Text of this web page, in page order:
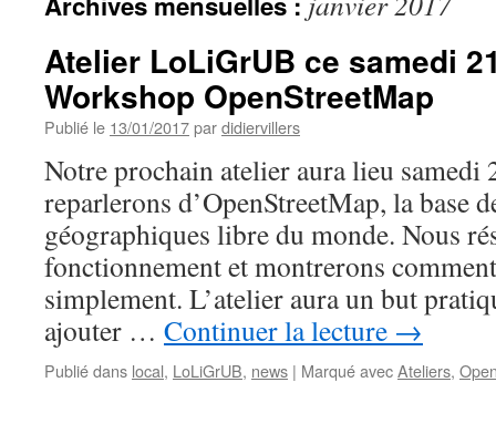
Atelier LoLiGrUB ce samedi
Workshop OpenStreetMap
Publié le 13/01/2017pardidiervillers
Notre prochain atelier aura lieu
reparlerons d’OpenStreetMap, la base
géographiques libre du monde. Nous
fonctionnement et montrerons
simplement. L’atelier aura un but
ajouter … Continuer la lecture →
Publié dans local, LoLiGrUB, news | Marqué avecAteliers,